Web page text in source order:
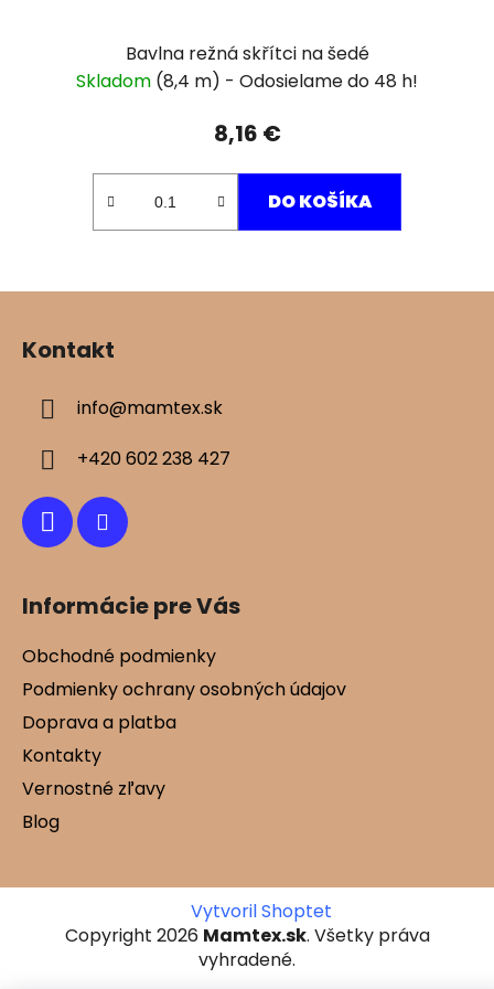
Bavlna režná skřítci na šedé
Skladom (8,4 m)
8,16 €
DO KOŠÍKA
Z
Kontakt
info@mamtex.sk
+420 602 238 427
Informácie pre Vás
Obchodné podmienky
Podmienky ochrany osobných údajov
Doprava a platba
Kontakty
Vernostné zľavy
Blog
Vytvoril Shoptet
Copyright 2026 Mamtex.sk. Všetky práva
vyhradené.